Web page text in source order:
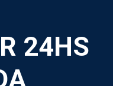
24HS